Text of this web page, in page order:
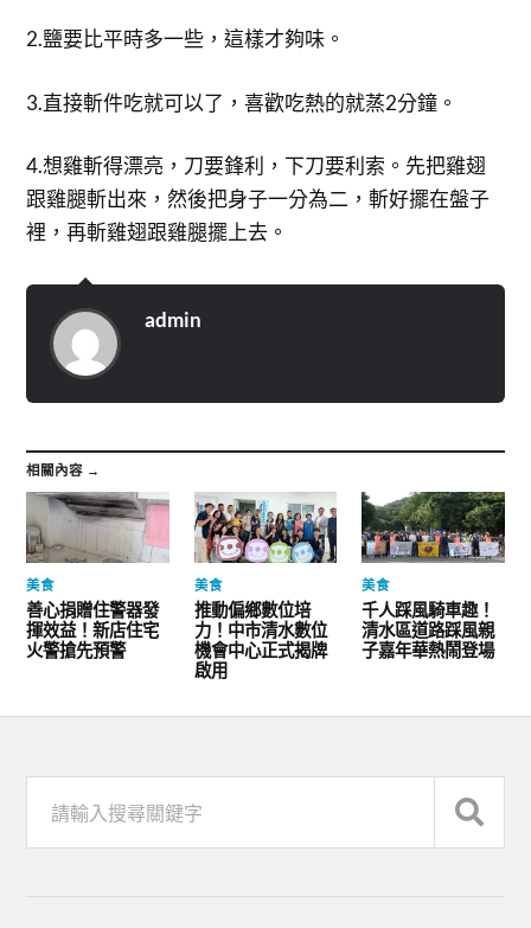
2.鹽要比平時多一些，這樣才夠味。
3.直接斬件吃就可以了，喜歡吃熱的就蒸2分鐘。
4.想雞斬得漂亮，刀要鋒利，下刀要利索。先把雞翅
跟雞腿斬出來，然後把身子一分為二，斬好擺在盤子
裡，再斬雞翅跟雞腿擺上去。
admin
相關內容 →
美食
善心捐贈住警器發
揮效益！新店住宅
火警搶先預警
美食
推動偏鄉數位培
力！中市清水數位
機會中心正式揭牌
啟用
美食
千人踩風騎車趣！
清水區道路踩風親
子嘉年華熱鬧登場